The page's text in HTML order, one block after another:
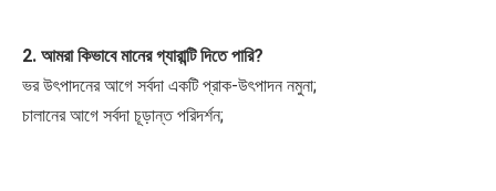
2. আমরা কিভাবে মানের গ্যারান্টি দিতে পারি?
ভর উৎপাদনের আগে সর্বদা একটি প্রাক-উৎপাদন নমুনা;
চালানের আগে সর্বদা চূড়ান্ত পরিদর্শন;